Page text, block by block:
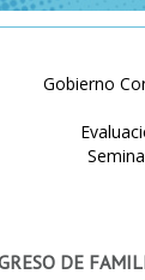
Gobierno
DE